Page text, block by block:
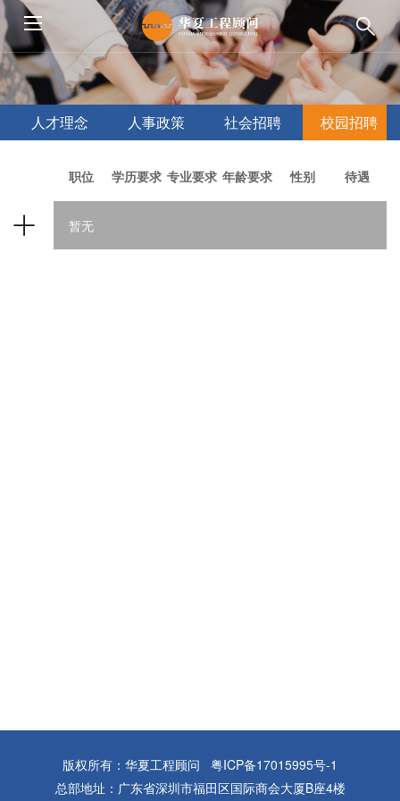
人才理念 人事政策 社会招聘 校园招聘
职位 学历要求 专业要求 年龄要求 性别 待遇
暂无
版权所有：华夏工程顾问 粤ICP备17015995号-1
总部地址：广东省深圳市福田区国际商会大厦B座4楼